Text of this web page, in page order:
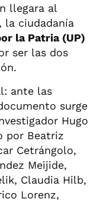
llegara al
la ciudadanía
la Patria (UP)
ser las dos
ante las
surge
Hugo
por Beatriz
Cetrángolo,
Meijide,
Claudia Hilb,
Lorenz,